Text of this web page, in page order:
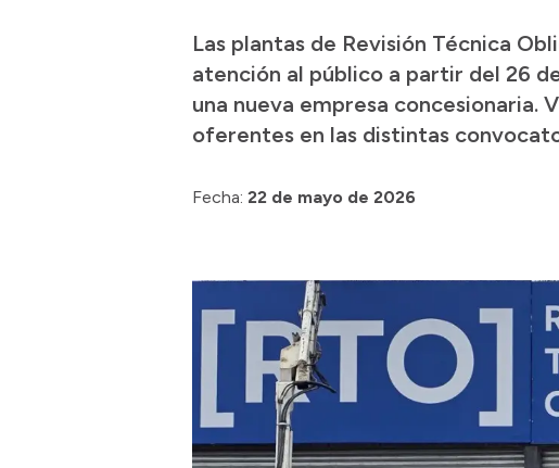
Las plantas de Revisión Técnica
atención al público a partir del 26
una nueva empresa concesionaria.
oferentes en las distintas
Fecha: 22 de mayo de 2026